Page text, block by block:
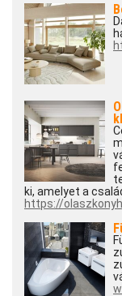
ki, amelyet a
https://